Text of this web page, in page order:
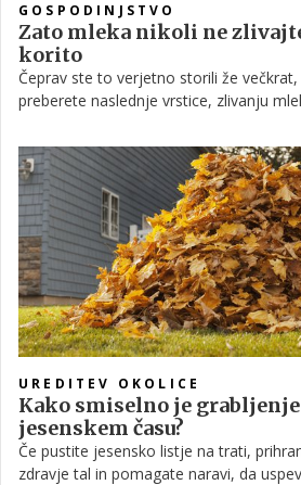
GOSPODINJSTVO
Zato mleka nikoli ne
korito
Čeprav ste to verjetno storili že
preberete naslednje vrstice, zlivanju
storiti s pokvarjenim mlekom.
UREDITEV OKOLICE
Kako smiselno je
jesenskem času?
Če pustite jesensko listje na trati,
zdravje tal in pomagate naravi, da